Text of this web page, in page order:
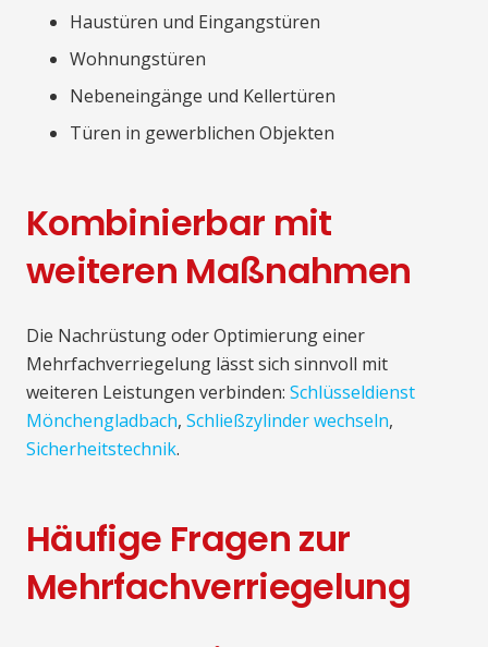
Haustüren und Eingangstüren
Wohnungstüren
Nebeneingänge und Kellertüren
Türen in gewerblichen Objekten
Kombinierbar mit
weiteren Maßnahmen
Die Nachrüstung oder Optimierung einer
Mehrfachverriegelung lässt sich sinnvoll mit
weiteren Leistungen verbinden: Schlüsseldienst
Mönchengladbach, Schließzylinder wechseln,
Sicherheitstechnik.
Häufige Fragen zur
Mehrfachverriegelung